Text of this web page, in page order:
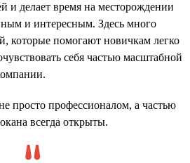
и делает время на месторождении
и интересным. Здесь много
которые помогают новичкам легко
себя частью масштабной
просто профессионалом, а частью
всегда открыты.